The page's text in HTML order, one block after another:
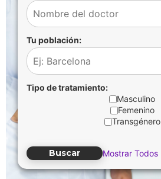
Tu población:
Tipo de tratamiento:
Masculino
Femenino
Transgénero
Buscar Mostrar Todos